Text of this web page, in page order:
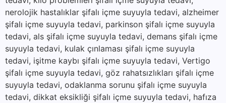
nerolojik hastalıklar şifalı içme suyuyla tedavi, alzheimer
şifalı içme suyuyla tedavi, parkinson şifalı içme suyuyla
tedavi, als şifalı içme suyuyla tedavi, demans şifalı içme
suyuyla tedavi, kulak çınlaması şifalı içme suyuyla
tedavi, işitme kaybı şifalı içme suyuyla tedavi, Vertigo
şifalı içme suyuyla tedavi, göz rahatsızlıkları şifalı içme
suyuyla tedavi, odaklanma sorunu şifalı içme suyuyla
tedavi, dikkat eksikliği şifalı içme suyuyla tedavi, hafıza